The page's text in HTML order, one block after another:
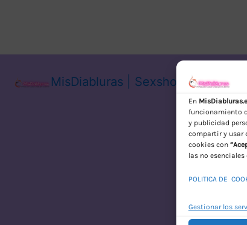
En
funcionamiento
y publicidad
compartir y usar
cookies con
las no esenciales
POLITICA DE
Gestionar los
MisDiabluras | Sexshop Online